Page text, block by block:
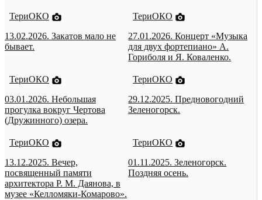
ТериОКО
13.02.2026. Закатов мало не
бывает.
ТериОКО
27.01.2026. Концерт «Музыка
для двух фортепиано» А.
Гориболя и Я. Коваленко.
ТериОКО
03.01.2026. Небольшая
прогулка вокруг Чертова
(Дружинного) озера.
ТериОКО
29.12.2025. Предновогодний
Зеленогорск.
ТериОКО
13.12.2025. Вечер,
посвященный памяти
архитектора Р. М. Даянова, в
музее «Келломяки-Комарово».
ТериОКО
01.11.2025. Зеленогорск.
Поздняя осень.